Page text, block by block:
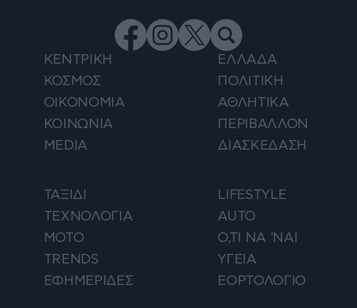
ΚΕΝΤΡΙΚΗ
ΕΛΛΑΔΑ
ΚΟΣΜΟΣ
ΠΟΛΙΤΙΚΗ
ΟΙΚΟΝΟΜΙΑ
ΑΘΛΗΤΙΚΑ
ΚΟΙΝΩΝΙΑ
ΠΕΡΙΒΑΛΛΟΝ
MEDIA
ΔΙΑΣΚΕΔΑΣΗ
ΤΑΞΙΔΙ
LIFESTYLE
ΤΕΧΝΟΛΟΓΙΑ
AUTO
ΜΟΤΟ
Ο,ΤΙ ΝΑ 'ΝΑΙ
TRENDS
ΥΓΕΙΑ
ΕΦΗΜΕΡΙΔΕΣ
ΕΟΡΤΟΛΟΓΙΟ